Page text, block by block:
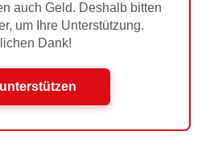
auch Geld. Deshalb bitten
um Ihre Unterstützung.
Dank!